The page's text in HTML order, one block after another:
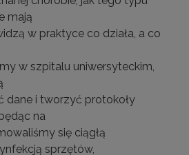
mają
w praktyce co działa, a co
w szpitalu uniwersyteckim,
dane i tworzyć protokoły
na
się ciągłą
sprzętów,